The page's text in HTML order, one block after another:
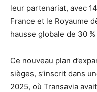
leur partenariat, avec
France et le Royaume
hausse globale de 30
Ce nouveau plan
sièges, s’inscrit dans
2025, où Transavia